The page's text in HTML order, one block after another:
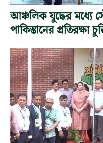
আঞ্চলিক যুদ্ধের মধ্যে
পাকিস্তানের প্রতিরক্ষা